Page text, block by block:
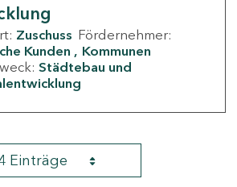
Zuschuss Fördernehmer:
Kunden
Kommunen
Städtebau und
Einträge